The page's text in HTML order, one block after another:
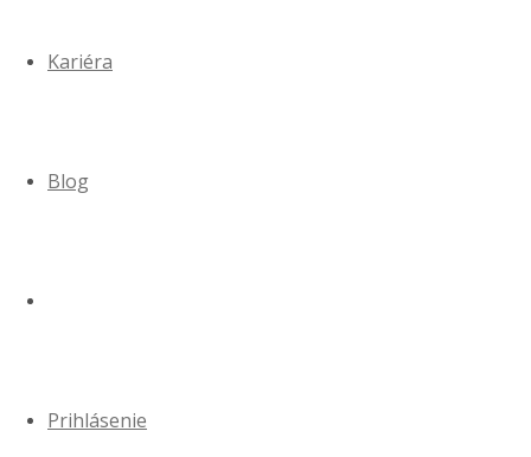
Kariéra
Blog
Prihlásenie